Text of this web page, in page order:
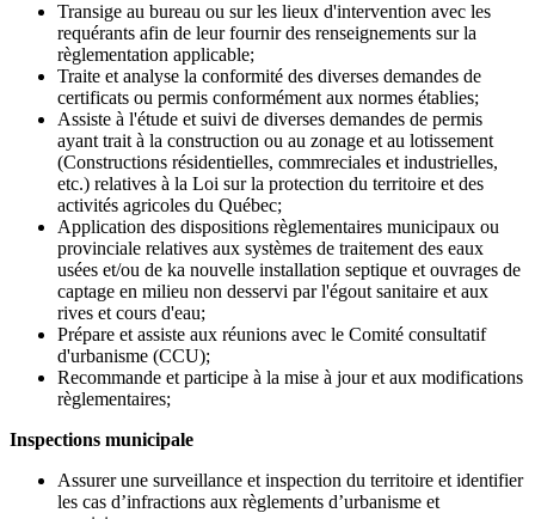
Transige au bureau ou sur les lieux d'intervention avec les
requérants afin de leur fournir des renseignements sur la
règlementation applicable;
Traite et analyse la conformité des diverses demandes de
certificats ou permis conformément aux normes établies;
Assiste à l'étude et suivi de diverses demandes de permis
ayant trait à la construction ou au zonage et au lotissement
(Constructions résidentielles, commreciales et industrielles,
etc.) relatives à la Loi sur la protection du territoire et des
activités agricoles du Québec;
Application des dispositions règlementaires municipaux ou
provinciale relatives aux systèmes de traitement des eaux
usées et/ou de ka nouvelle installation septique et ouvrages de
captage en milieu non desservi par l'égout sanitaire et aux
rives et cours d'eau;
Prépare et assiste aux réunions avec le Comité consultatif
d'urbanisme (CCU);
Recommande et participe à la mise à jour et aux modifications
règlementaires;
Inspections municipale
Assurer une surveillance et inspection du territoire et identifier
les cas d’infractions aux règlements d’urbanisme et